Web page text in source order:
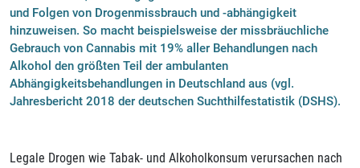
und Folgen von Drogenmissbrauch und -abhängigkeit
hinzuweisen. So macht beispielsweise der missbräuchliche
Gebrauch von Cannabis mit 19% aller Behandlungen nach
Alkohol den größten Teil der ambulanten
Abhängigkeitsbehandlungen in Deutschland aus (vgl.
Jahresbericht 2018 der deutschen Suchthilfestatistik (DSHS).
Legale Drogen wie Tabak- und Alkoholkonsum verursachen nach